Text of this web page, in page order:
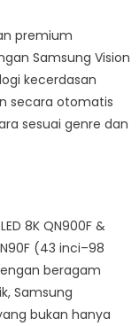
premium
Samsung Vision
kecerdasan
secara otomatis
sesuai genre dan
8K QN900F &
(43 inci–98
beragam
Samsung
bukan hanya